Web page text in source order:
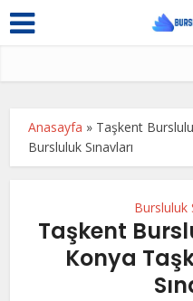
Anasayfa » Taşkent
Bursluluk Sınavları
Bursluluk
Taşkent
Konya